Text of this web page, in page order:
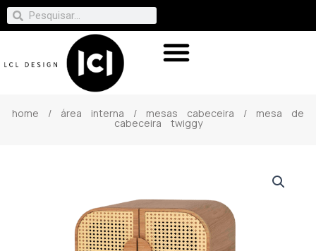
home / área interna / mesas cabeceira / mesa de
cabeceira twiggy